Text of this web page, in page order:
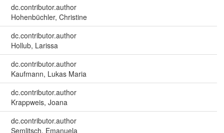
dc.contributor.author
Hohenbüchler, Christine
dc.contributor.author
Hollub, Larissa
dc.contributor.author
Kaufmann, Lukas Maria
dc.contributor.author
Krappweis, Joana
dc.contributor.author
Semlitsch, Emanuela